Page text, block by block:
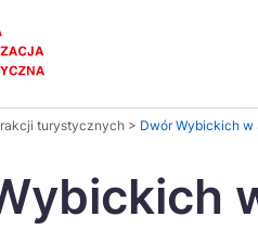
turystycznych > Dwór Wybickich w